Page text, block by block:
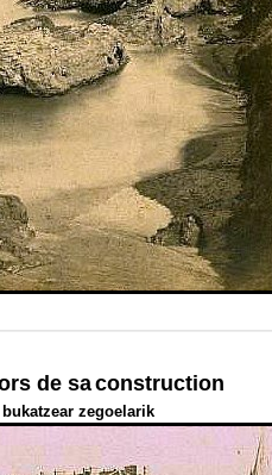
de saconstruction
zegoelarik